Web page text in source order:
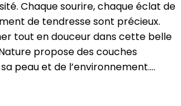
Chaque sourire, chaque éclat de
de tendresse sont précieux.
tout en douceur dans cette belle
propose des couches
peau et de l’environnement....